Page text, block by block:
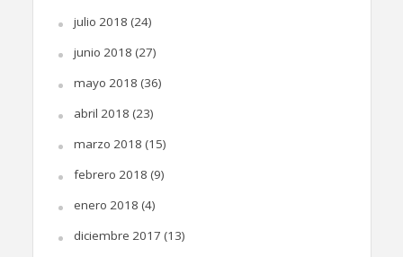
julio 2018 (24)
junio 2018 (27)
mayo 2018 (36)
abril 2018 (23)
marzo 2018 (15)
febrero 2018 (9)
enero 2018 (4)
diciembre 2017 (13)